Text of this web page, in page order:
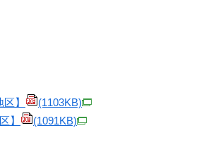
】
(1103KB)
】
(1091KB)